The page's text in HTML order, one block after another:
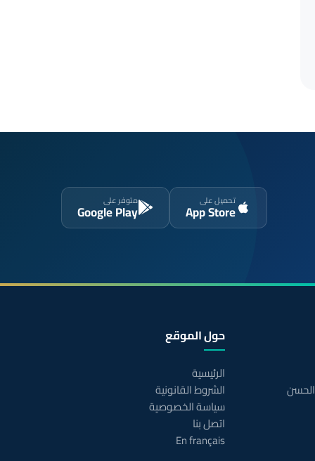
تحميل على
App Store
متوفر على
Google Play
حول الموقع
الرئيسية
الشروط القانونية
سياسة الخصوصية
اتصل بنا
En français